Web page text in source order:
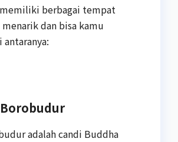
berbagai tempat
dan bisa kamu
adalah candi Buddha